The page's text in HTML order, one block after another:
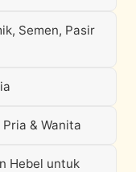
Semen, Pasir
& Wanita
Hebel untuk